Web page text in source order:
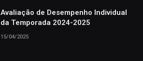
Avaliação de Desempenho Individual
da Temporada 2024-2025
15/04/2025